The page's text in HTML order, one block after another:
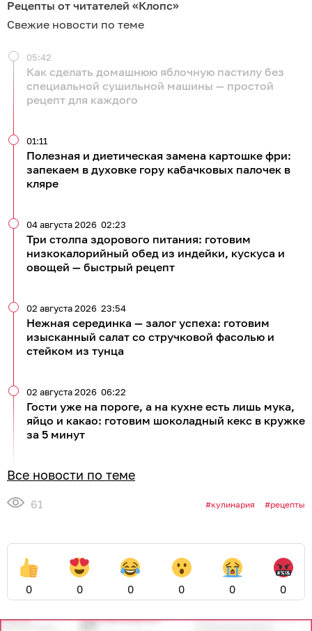
Рецепты от читателей «Клопс»
Свежие новости по теме
Как сделать домашнюю яблочную пастилу без
специальной сушильной машины — простой
рецепт для каждого
05:42
Полезная и диетическая замена картошке фри:
запекаем в духовке гору кабачковых палочек в
кляре
01:11
Три столпа здорового питания: готовим
низкокалорийный обед из индейки, кускуса и
овощей — быстрый рецепт
04 августа 2026 02:23
Нежная серединка — залог успеха: готовим
изысканный салат со стручковой фасолью и
стейком из тунца
02 августа 2026 23:54
Гости уже на пороге, а на кухне есть лишь мука,
яйцо и какао: готовим шоколадный кекс в кружке
за 5 минут
02 августа 2026 06:22
Все новости по теме
61 кулинария рецепты
0 0 0 0 0 0